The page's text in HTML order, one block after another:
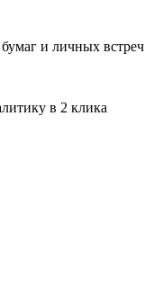
и личных встреч
в 2 клика